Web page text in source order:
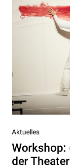
Nächster
Beitrag
Aktuelles
der